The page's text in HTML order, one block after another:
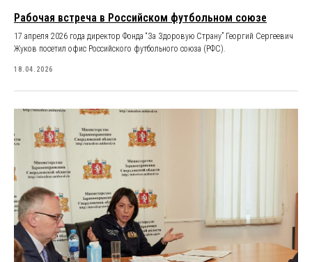
Рабочая встреча в Российском футбольном союзе
17 апреля 2026 года директор Фонда “За Здоровую Страну” Георгий Сергеевич
Жуков посетил офис Российского футбольного союза (РФС).
18.04.2026